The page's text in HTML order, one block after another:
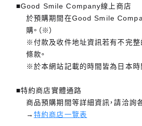
■Good Smile Company線上商店
於預購期間在Good Smile
購。（※）
※付款及收件地址資訊若有不完整
條款。
※於本網站記載的時間皆為日本時
■特約商店實體通路
商品預購期間等詳細資訊，請洽詢
→特約商店一覽表